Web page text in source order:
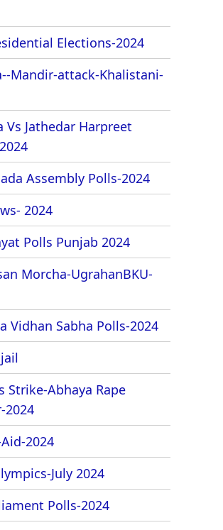
Elections-2024
Mandir-attack-Khalistani-
Vs Jathedar Harpreet
Assembly Polls-2024
2024
Polls Punjab 2024
Morcha-UgrahanBKU-
Vidhan Sabha Polls-2024
Strike-Abhaya Rape
2024
2024
July 2024
Polls-2024